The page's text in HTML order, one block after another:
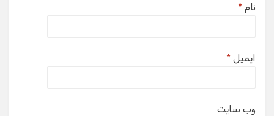
نام *
ایمیل *
وب‌ سایت